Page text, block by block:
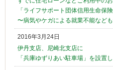
「ライフサポート団体信用生命保
〜病気やケガによる就業不能など
2016年3月24日
伊丹支店、尼崎北支店に
「兵庫ゆずりあい駐車場」を設置し